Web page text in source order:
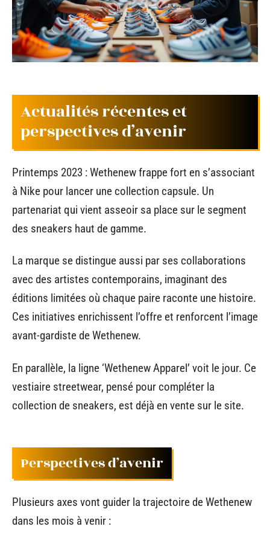
Actualités récentes et
perspectives d’avenir
Printemps 2023 : Wethenew frappe fort en s’associant
à Nike pour lancer une collection capsule. Un
partenariat qui vient asseoir sa place sur le segment
des sneakers haut de gamme.
La marque se distingue aussi par ses collaborations
avec des artistes contemporains, imaginant des
éditions limitées où chaque paire raconte une histoire.
Ces initiatives enrichissent l’offre et renforcent l’image
avant-gardiste de Wethenew.
En parallèle, la ligne ‘Wethenew Apparel’ voit le jour. Ce
vestiaire streetwear, pensé pour compléter la
collection de sneakers, est déjà en vente sur le site.
Perspectives d’avenir
Plusieurs axes vont guider la trajectoire de Wethenew
dans les mois à venir :